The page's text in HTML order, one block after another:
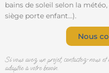
bains de soleil selon la
siège porte enfant…).
Nous
Si vous avez un projet, contactez-nous et
adaptée à votre besoin.